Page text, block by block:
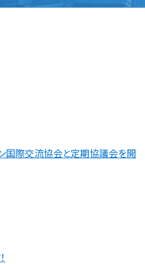
ン国際交流協会と定期協議会を開